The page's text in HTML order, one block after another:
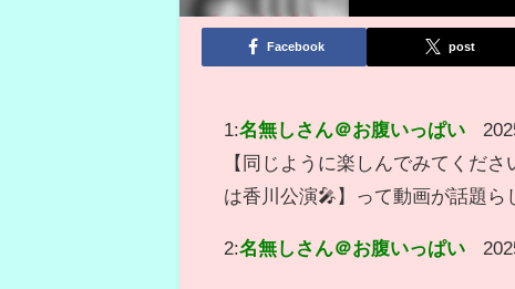
Facebook post
1:名無しさん＠お腹いっぱい
【同じように楽しんでみてくだ
は香川公演🎤】って動画が話題ら
2:名無しさん＠お腹いっぱい